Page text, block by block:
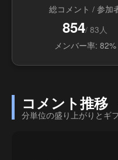
総コメント / 参加
854/ 83人
メンバー率: 82%
コメント推移
分単位の盛り上がりとギ